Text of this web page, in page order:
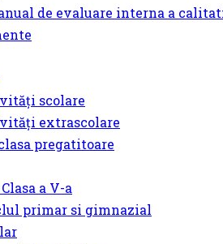
de evaluare interna a
scolare
extrascolare
pregatitoare
a V-a
primar si gimnazial